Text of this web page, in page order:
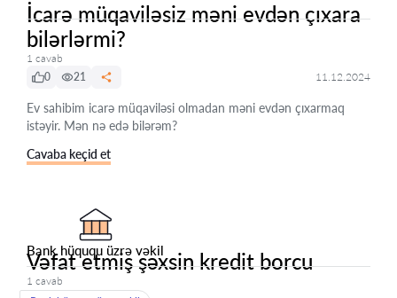
İcarə müqaviləsiz məni evdən çıxara
bilərlərmi?
1 cavab
0
21 11.12.2024
Ev sahibim icarə müqaviləsi olmadan məni evdən çıxarmaq
istəyir. Mən nə edə bilərəm?
Cavaba keçid et
Bank hüququ üzrə vəkil
Vəfat etmiş şəxsin kredit borcu
1 cavab